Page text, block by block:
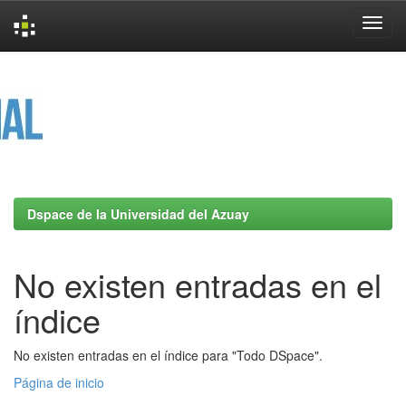
Dspace de la Universidad del Azuay
No existen entradas en el
índice
No existen entradas en el índice para "Todo DSpace".
Página de inicio